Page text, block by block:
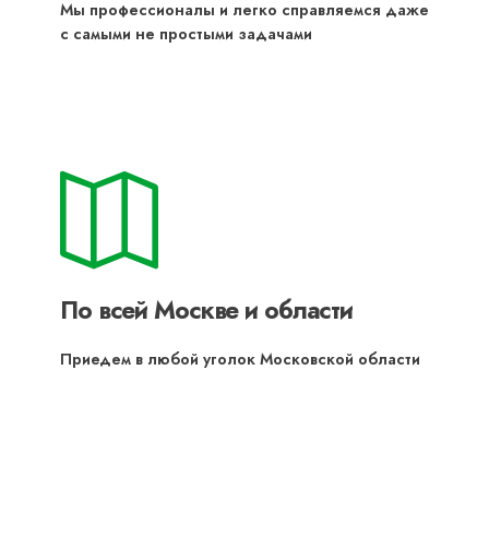
Мы профессионалы и легко справляемся даже
с самыми не простыми задачами
По всей Москве и области
Приедем в любой уголок Московской области